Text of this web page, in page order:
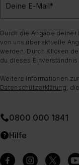
Deine E-Mail*
Durch die Angabe deiner
von uns über aktuelle
werden. Durch Klicken
du dieses
Weitere Informationen
Datenschutzerklärung ,
0800 000 1841
Hilfe